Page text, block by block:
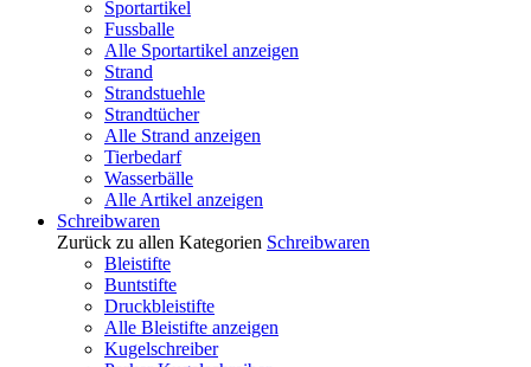
Sportartikel
Fussballe
Alle Sportartikel anzeigen
Strand
Strandstuehle
Strandtücher
Alle Strand anzeigen
Tierbedarf
Wasserbälle
Alle Artikel anzeigen
Schreibwaren
Zurück zu allen Kategorien Schreibwaren
Bleistifte
Buntstifte
Druckbleistifte
Alle Bleistifte anzeigen
Kugelschreiber